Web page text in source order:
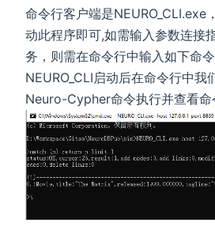
命令行客户端是NEURO_CLI.exe
动此程序即可,如需输入参数连接
务，则需在命令行中输入如下命令
NEURO_CLI启动后在命令行中我
Neuro-Cypher命令执行并查看命